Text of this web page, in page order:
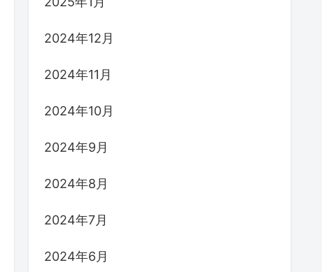
2024年12月
2024年11月
2024年10月
2024年9月
2024年8月
2024年7月
2024年6月